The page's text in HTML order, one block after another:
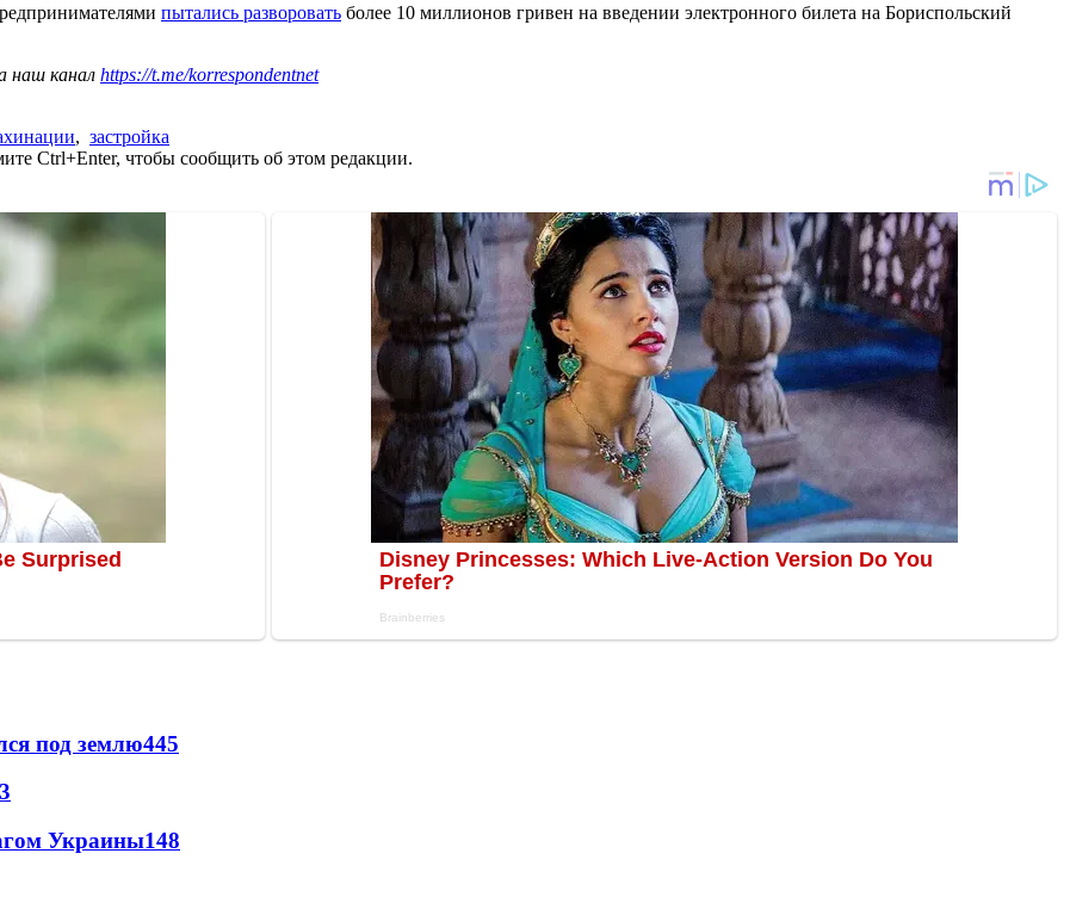
пытались разворовать более 10 миллионов гривен на введении электронного билета на Бориспольский
наш канал https://t.me/korrespondentnet
, застройка
Ctrl+Enter, чтобы сообщить об этом редакции.
под землю445
Украины148